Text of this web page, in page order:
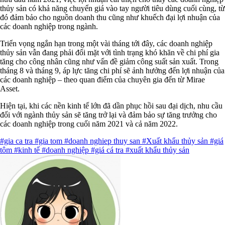
thủy sản có khả năng chuyển giá vào tay người tiêu dùng cuối cùng, từ
đó đảm bảo cho nguồn doanh thu cũng như khuếch đại lợi nhuận của
các doanh nghiệp trong ngành.
Triển vọng ngắn hạn trong một vài tháng tới đây, các doanh nghiệp
thủy sản vẫn đang phải đối mặt với tình trạng khó khăn về chi phí gia
tăng cho công nhân cũng như vấn đề giảm công suất sản xuất. Trong
tháng 8 và tháng 9, áp lực tăng chi phí sẽ ảnh hưởng đến lợi nhuận của
các doanh nghiệp – theo quan điểm của chuyên gia đến từ Mirae
Asset.
Hiện tại, khi các nền kinh tế lớn đã dần phục hồi sau đại dịch, nhu cầu
đối với ngành thủy sản sẽ tăng trở lại và đảm bảo sự tăng trưởng cho
các doanh nghiệp trong cuối năm 2021 và cả năm 2022.
#gia ca tra #gia tom #doanh nghiep thuy san #Xuất khẩu thủy sản #giá
tôm #kinh tế #doanh nghiệp #giá cá tra #xuất khẩu thủy sản